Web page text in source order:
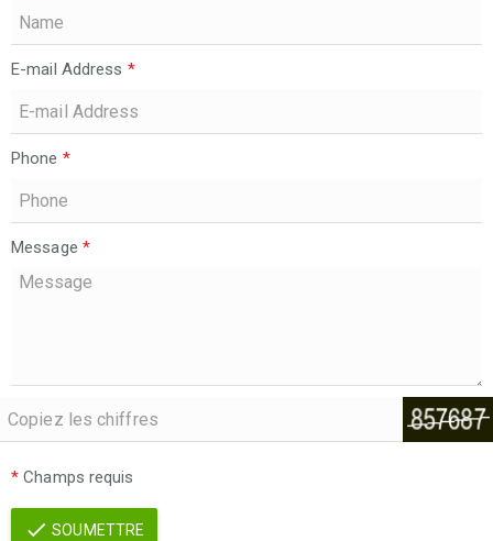
E-mail Address *
Phone *
Message *
* Champs requis
SOUMETTRE